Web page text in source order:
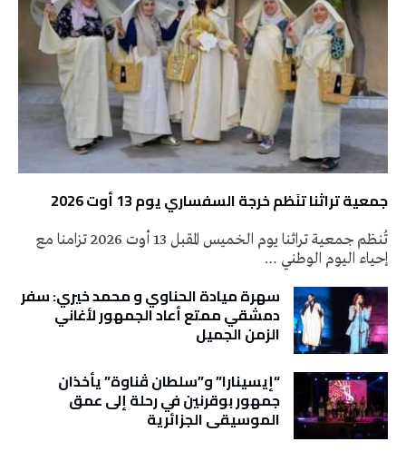
جمعية تراثنا تنَظم خرجة السفساري يوم 13 أوت 2026
تُنظم جمعية تراثنا يوم الخميس المقبل 13 أوت 2026 تزامنا مع
إحياء اليوم الوطني …
سهرة ميادة الحناوي و محمد خيري: سفر
دمشقي ممتع أعاد الجمهور لأغاني
الزمن الجميل
“إيسينارا” و”سلطان ڤناوة” يأخذان
جمهور بوقرنين في رحلة إلى عمق
الموسيقى الجزائرية